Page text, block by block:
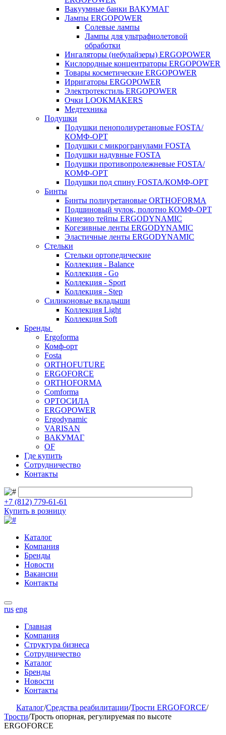
Вакуумные банки ВАКУМАГ
Лампы ERGOPOWER
Солевые лампы
Лампы для ультрафиолетовой
обработки
Ингаляторы (небулайзеры) ERGOPOWER
Кислородные концентраторы ERGOPOWER
Товары косметические ERGOPOWER
Ирригаторы ERGOPOWER
Электротекстиль ERGOPOWER
Очки LOOKMAKERS
Медтехника
Подушки
Подушки пенополиуретановые FOSTA/
КОМФ-ОРТ
Подушки с микрогранулами FOSTA
Подушки надувные FOSTA
Подушки противопролежневые FOSTA/
КОМФ-ОРТ
Подушки под спину FOSTA/КОМФ-ОРТ
Бинты
Бинты полиуретановые ORTHOFORMA
Подшиновый чулок, полотно КОМФ-ОРТ
Кинезио тейпы ERGODYNAMIC
Когезивные ленты ERGODYNAMIC
Эластичные ленты ERGODYNAMIC
Стельки
Стельки ортопедические
Коллекция - Balance
Коллекция - Go
Коллекция - Sport
Коллекция - Step
Силиконовые вкладыши
Коллекция Light
Коллекция Soft
Бренды
Ergoforma
Комф-орт
Fosta
ORTHOFUTURE
ERGOFORCE
ORTHOFORMA
Comforma
ОРТОСИЛА
ERGOPOWER
Ergodynamic
VARISAN
ВАКУМАГ
OF
Где купить
Сотрудничество
Контакты
+7 (812) 779-61-61
Купить в розницу
Каталог
Компания
Бренды
Новости
Вакансии
Контакты
rus eng
Главная
Компания
Структура бизнеса
Сотрудничество
Каталог
Бренды
Новости
Контакты
Каталог/Средства реабилитации/Трости ERGOFORCE/
Трости/Трость опорная, регулируемая по высоте
ERGOFORCE